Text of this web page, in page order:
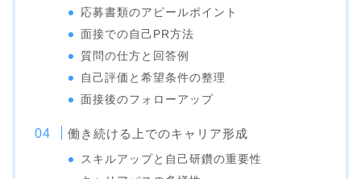
応募書類のアピールポイント
面接での自己PR方法
質問の仕方と回答例
自己評価と希望条件の整理
面接後のフォローアップ
働き続ける上でのキャリア形成
スキルアップと自己研鑽の重要性